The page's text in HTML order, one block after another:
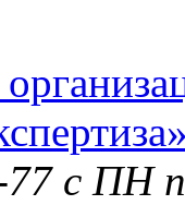
с ПН